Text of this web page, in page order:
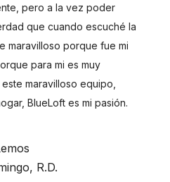
pero a la vez poder
que cuando escuché la
maravilloso porque fue mi
para mi es muy
maravilloso equipo,
BlueLoft es mi pasión.
R.D.